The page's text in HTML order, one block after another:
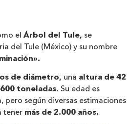
el Árbol del Tule, se
del Tule (México) y su nombre
de diámetro, una altura de 42
600 toneladas. Su edad es
pero según diversas estimaciones
tener más de 2.000 años.